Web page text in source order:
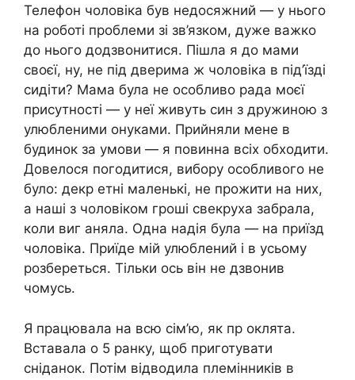
Телефон чоловіка був недосяжний — у нього
на роботі проблеми зі зв’язком, дуже важко
до нього додзвонитися. Пішла я до мами
своєї, ну, не під дверима ж чоловіка в під’їзді
сидіти? Мама була не особливо рада моєї
присутності — у неї живуть син з дружиною з
улюбленими онуками. Прийняли мене в
будинок за умови — я повинна всіх обходити.
Довелося погодитися, вибору особливого не
було: декр етні маленькі, не прожити на них,
а наші з чоловіком гроші свекруха забрала,
коли виг аняла. Одна надія була — на приїзд
чоловіка. Приїде мій улюблений і в усьому
розбереться. Тільки ось він не дзвонив
чомусь.
Я працювала на всю сім’ю, як пр оклята.
Вставала о 5 ранку, щоб приготувати
сніданок. Потім відводила племінників в